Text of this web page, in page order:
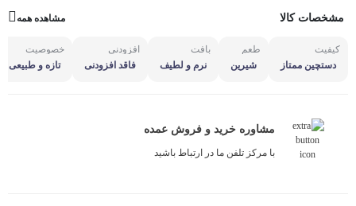
مشخصات کالا مشاهده همه
کیفیت
دستچین ممتاز
طعم
شیرین
بافت
نرم و لطیف
افزودنی
فاقد افزودنی
خصوصیت
تازه و طبیعی
مشاوره خرید و فروش عمده
با مرکز تلفن ما در ارتباط باشید